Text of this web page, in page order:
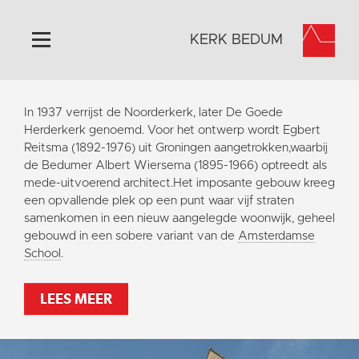
Home
Algemeen
Historie
Omgeving
Activiteiten
Steun ons
Contact
Vaktaal
KERK BEDUM
In 1937 verrijst de Noorderkerk, later De Goede
Herderkerk genoemd. Voor het ontwerp wordt Egbert
Reitsma (1892-1976) uit Groningen aangetrokken,waarbij
de Bedumer Albert Wiersema (1895-1966) optreedt als
mede-uitvoerend architect.Het imposante gebouw kreeg
een opvallende plek op een punt waar vijf straten
samenkomen in een nieuw aangelegde woonwijk, geheel
gebouwd in een sobere variant van de Amsterdamse
School .
LEES MEER